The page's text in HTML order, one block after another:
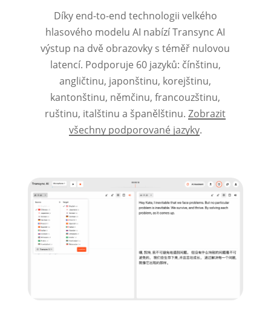
Díky end-to-end technologii velkého
hlasového modelu AI nabízí Transync AI
výstup na dvě obrazovky s téměř nulovou
latencí. Podporuje 60 jazyků: čínštinu,
angličtinu, japonštinu, korejštinu,
kantonštinu, němčinu, francouzštinu,
ruštinu, italštinu a španělštinu.Zobrazit
všechny podporované jazyky.